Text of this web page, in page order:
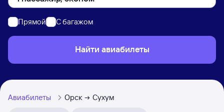
Прямой C багажом
Найти авиабилеты
Авиабилеты Орск Сухум